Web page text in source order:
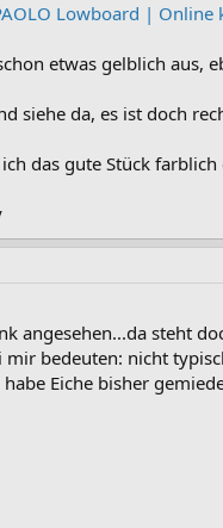
Lowboard | Online
etwas gelblich aus,
siehe da, es ist doch
das gute Stück
angesehen...da steht
bedeuten: nicht
Eiche bisher